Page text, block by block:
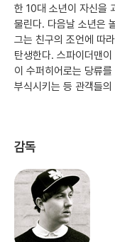
한 10대 소년이 자신을
물린다. 다음날 소년은
그는 친구의 조언에 따
탄생한다. 스파이더맨
이 수퍼히어로는 당류
부식시키는 등 관객들
감독